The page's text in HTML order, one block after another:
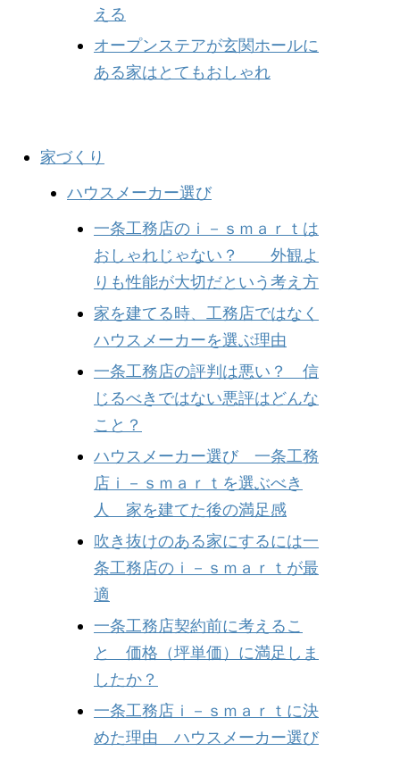
える
オープンステアが玄関ホールに
ある家はとてもおしゃれ
家づくり
ハウスメーカー選び
一条工務店のｉ－ｓｍａｒｔは
おしゃれじゃない？ 外観よ
りも性能が大切だという考え方
家を建てる時、工務店ではなく
ハウスメーカーを選ぶ理由
一条工務店の評判は悪い？ 信
じるべきではない悪評はどんな
こと？
ハウスメーカー選び 一条工務
店ｉ－ｓｍａｒｔを選ぶべき
人 家を建てた後の満足感
吹き抜けのある家にするには一
条工務店のｉ－ｓｍａｒｔが最
適
一条工務店契約前に考えるこ
と 価格（坪単価）に満足しま
したか？
一条工務店ｉ－ｓｍａｒｔに決
めた理由 ハウスメーカー選び